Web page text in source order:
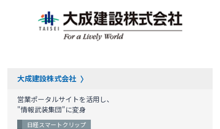
大成建設株式会社
営業ポータルサイトを活用し、
"情報武装集団"に変身
日経スマートクリップ